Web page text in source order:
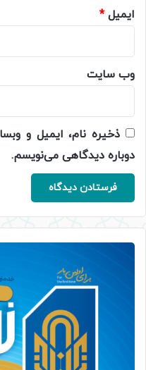
ایمیل*
وب‌ سایت
ذخیره نام، ایمیل و
دوباره دیدگاهی می‌نویسم.